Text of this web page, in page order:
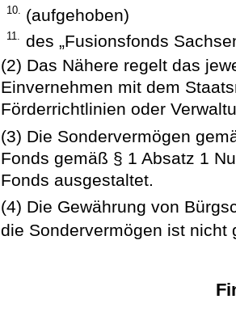
10. (aufgehoben)
11. des „Fusionsfonds
(2) Das Nähere regelt das
Einvernehmen mit dem
Förderrichtlinien oder
(3) Die Sondervermögen
Fonds gemäß § 1 Absatz 1
Fonds ausgestaltet.
(4) Die Gewährung von
die Sondervermögen ist nicht